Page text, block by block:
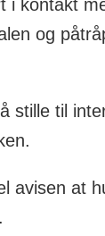
i kontakt
og
stille til
avisen at